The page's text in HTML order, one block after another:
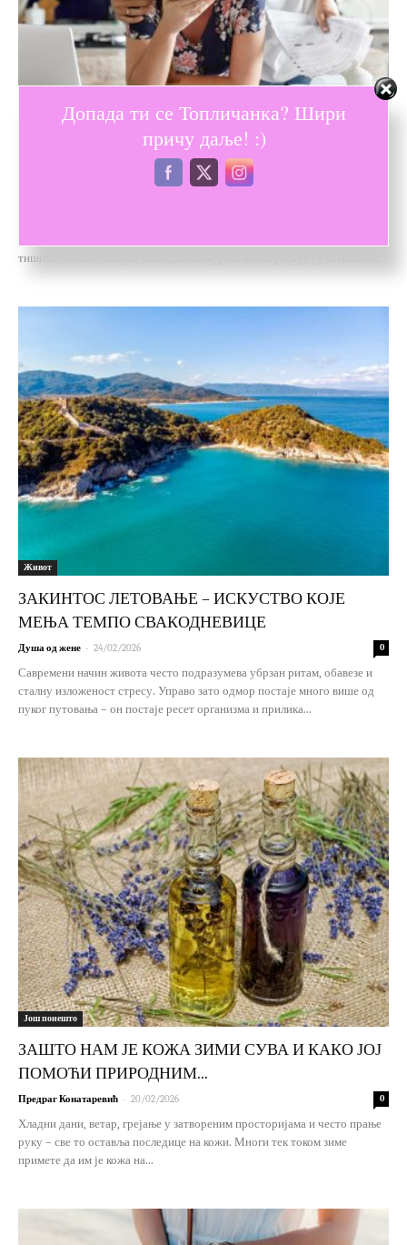
RAJ NA PAPIRU, PROBLEMI U PRAKSI
тишина без саобраћаја, викенди без журбе. Фотографије су савршене,...
Живот
ЗАКИНТОС ЛЕТОВАЊЕ – ИСКУСТВО КОЈЕ
МЕЊА ТЕМПО СВАКОДНЕВИЦЕ
Душа од жене - 24/02/2026 0
Савремени начин живота често подразумева убрзан ритам, обавезе и
сталну изложеност стресу. Управо зато одмор постаје много више од
пуког путовања – он постаје ресет организма и прилика...
Још понешто
ЗАШТО НАМ ЈЕ КОЖА ЗИМИ СУВА И КАКО ЈОЈ
ПОМОЋИ ПРИРОДНИМ...
Предраг Конатаревић - 20/02/2026 0
Хладни дани, ветар, грејање у затвореним просторијама и често прање
руку – све то оставља последице на кожи. Многи тек током зиме
примете да им је кожа на...
Допада ти се Топличанка? Шири
причу даље! :)